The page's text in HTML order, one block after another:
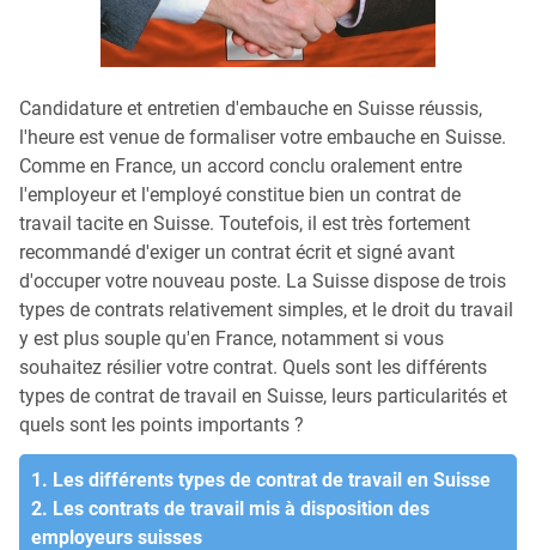
Candidature et entretien d'embauche en Suisse réussis,
l'heure est venue de formaliser votre embauche en Suisse.
Comme en France, un accord conclu oralement entre
l'employeur et l'employé constitue bien un contrat de
travail tacite en Suisse. Toutefois, il est très fortement
recommandé d'exiger un contrat écrit et signé avant
d'occuper votre nouveau poste. La Suisse dispose de trois
types de contrats relativement simples, et le droit du travail
y est plus souple qu'en France, notamment si vous
souhaitez résilier votre contrat. Quels sont les différents
types de contrat de travail en Suisse, leurs particularités et
quels sont les points importants ?
1. Les différents types de contrat de travail en Suisse
2. Les contrats de travail mis à disposition des
employeurs suisses